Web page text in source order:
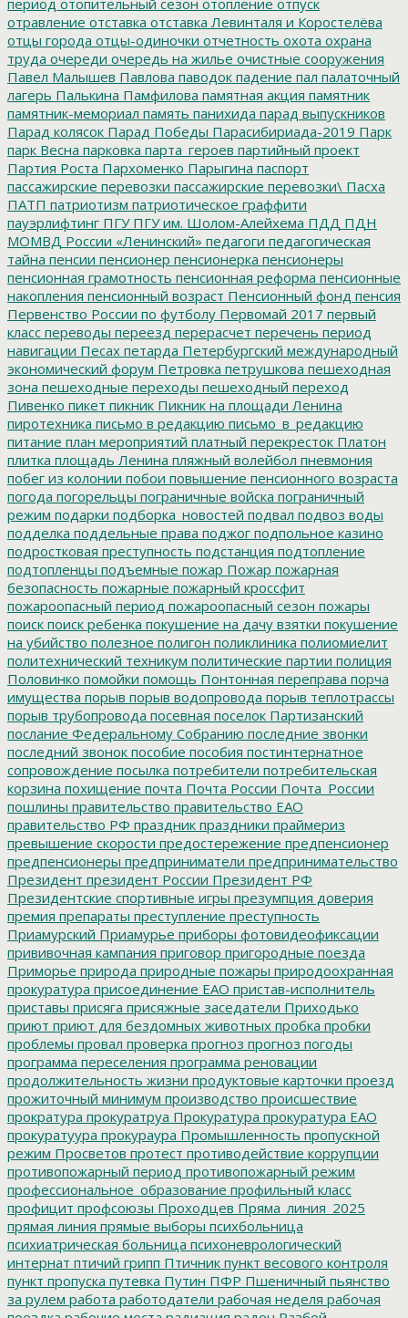
отравление отставка отставка Левинталя и Коростелёва
отцы города отцы-одиночки отчетность охота охрана
труда очереди очередь на жилье очистные сооружения
Павел Малышев Павлова паводок падение пал палаточный
лагерь Палькина Памфилова памятная акция памятник
памятник-мемориал память панихида парад выпускников
Парад колясок Парад Победы Парасибириада-2019 Парк
парк Весна парковка парта_героев партийный проект
Партия Роста Пархоменко Парыгина паспорт
пассажирские перевозки пассажирские перевозки\ Пасха
ПАТП патриотизм патриотическое граффити
пауэрлифтинг ПГУПГУ им. Шолом-Алейхема ПДД ПДН
МОМВД России «Ленинский» педагоги педагогическая
тайна пенсии пенсионер пенсионерка пенсионеры
пенсионная грамотность пенсионная реформа пенсионные
накопления пенсионный возраст Пенсионный фонд пенсия
Первенство России по футболу Первомай 2017 первый
класс переводы переезд перерасчет перечень период
навигации Песах петарда Петербургский международный
экономический форум Петровка петрушкова пешеходная
зона пешеходные переходы пешеходный переход
Пивенко пикет пикник Пикник на площади Ленина
пиротехника письмо в редакцию письмо_в_редакцию
питание план мероприятий платный перекресток Платон
плитка площадь Ленина пляжный волейбол пневмония
побег из колонии побои повышение пенсионного возраста
погода погорельцы пограничные войска пограничный
режим подарки подборка_новостей подвал подвоз воды
подделка поддельные права поджог подпольное казино
подростковая преступность подстанция подтопление
подтопленцы подъемные пожар Пожар пожарная
безопасность пожарные пожарный кроссфит
пожароопасный период пожароопасный сезон пожары
поиск поиск ребенка покушение на дачу взятки покушение
на убийство полезное полигон поликлиника полиомиелит
политехнический техникум политические партии полиция
Половинко помойки помощь Понтонная переправа порча
имущества порыв порыв водопровода порыв теплотрассы
порыв трубопровода посевная поселок Партизанский
послание Федеральному Собранию последние звонки
последний звонок пособие пособия постинтернатное
сопровождение посылка потребители потребительская
корзина похищение почта Почта России Почта_России
пошлины правительство правительство ЕАО
правительство РФ праздник праздники праймериз
превышение скорости предостережение предпенсионер
предпенсионеры предприниматели предпринимательство
Президент президент России Президент РФ
Президентские спортивные игры презумпция доверия
премия препараты преступление преступность
Приамурский Приамурье приборы фотовидеофиксации
прививочная кампания приговор пригородные поезда
Приморье природа природные пожары природоохранная
прокуратура присоединение ЕАО пристав-исполнитель
приставы присяга присяжные заседатели Приходько
приют приют для бездомных животных пробка пробки
проблемы провал проверка прогноз прогноз погоды
программа переселения программа реновации
продолжительность жизни продуктовые карточки проезд
прожиточный минимум производство происшествие
прократура прокуратруа Прокуратура прокуратура ЕАО
прокуратуура прокураура Промышленность пропускной
режим Просветов протест противодействие коррупции
противопожарный период противопожарный режим
профессиональное_образование профильный класс
профицит профсоюзы Проходцев Пряма_линия_2025
прямая линия прямые выборы психбольница
психиатрическая больница психоневрологический
интернат птичий грипп Птичник пункт весового контроля
пункт пропуска путевка Путин ПФР Пшеничный пьянство
за рулем работа работодатели рабочая неделя рабочая